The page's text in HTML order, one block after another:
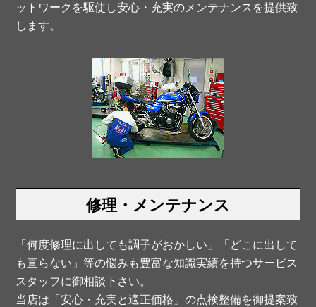
ットワークを駆使し安心・充実のメンテナンスを提供致
します。
修理・メンテナンス
「何度修理に出しても調子がおかしい」「どこに出して
も直らない」等の悩みも豊富な知識実績を持つサービス
スタッフに御相談下さい。
当店は「安心・充実と適正価格」の点検整備を御提案致